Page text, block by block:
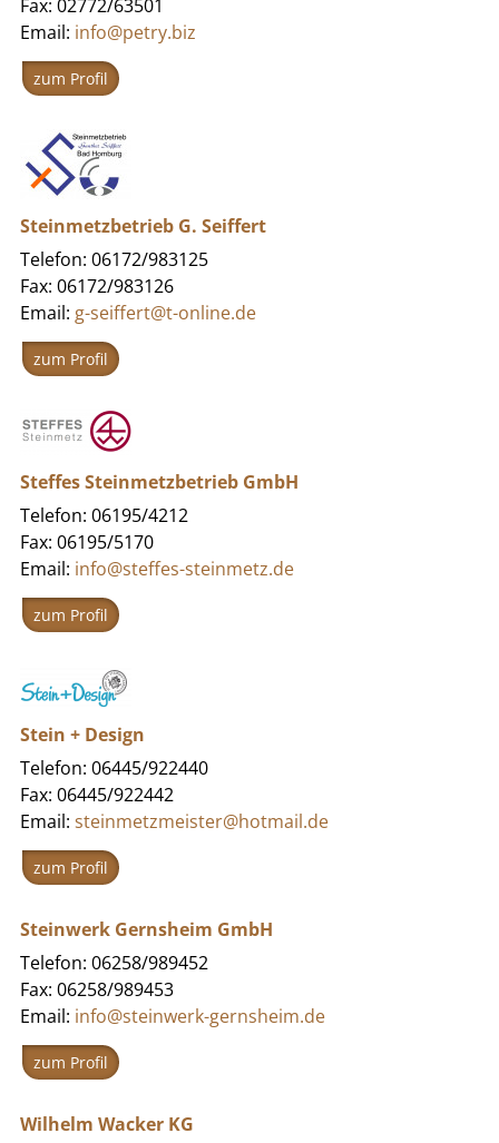
Fax: 02772/63501
Email: info@petry.biz
zum Profil
Steinmetzbetrieb G. Seiffert
Telefon: 06172/983125
Fax: 06172/983126
Email: g-seiffert@t-online.de
zum Profil
Steffes Steinmetzbetrieb GmbH
Telefon: 06195/4212
Fax: 06195/5170
Email: info@steffes-steinmetz.de
zum Profil
Stein + Design
Telefon: 06445/922440
Fax: 06445/922442
Email: steinmetzmeister@hotmail.de
zum Profil
Steinwerk Gernsheim GmbH
Telefon: 06258/989452
Fax: 06258/989453
Email: info@steinwerk-gernsheim.de
zum Profil
Wilhelm Wacker KG